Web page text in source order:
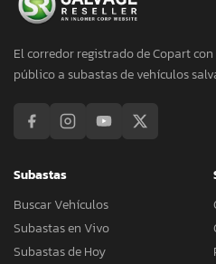
El corredor registrado de Copart
público a subastas de vehículos
Subastas
Buscar Vehículos
Subastas en Vivo
Subastas de Hoy